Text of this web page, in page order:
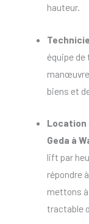
hauteur.
équipe
biens et
Geda à
lift par
répondre
mettons
tractable